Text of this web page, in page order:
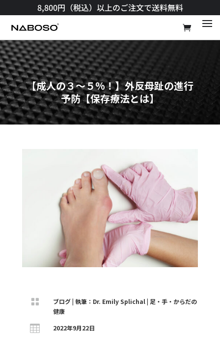
8,800円（税込）以上のご注文で送料無料​
【成人の３～５%！】外反母趾の進行
予防【保存療法とは】
 ブログ| 執筆：Dr. Emily Splichal| 足・手・からだの
健康
 2022年9月22日